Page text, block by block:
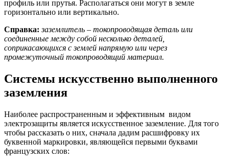
профиль или прутья. Располагаться они могут в земле
горизонтально или вертикально.
Справка:заземлитель – токопроводящая деталь или
соединенные между собой несколько деталей,
соприкасающихся с землей напрямую или через
промежуточный токопроводящий материал.
Системы искусственно выполненного
заземления
Наиболее распространенным и эффективным видом
электрозащиты является искусственное заземление. Для того
чтобы рассказать о них, сначала дадим расшифровку их
буквенной маркировки, являющейся первыми буквами
французских слов: